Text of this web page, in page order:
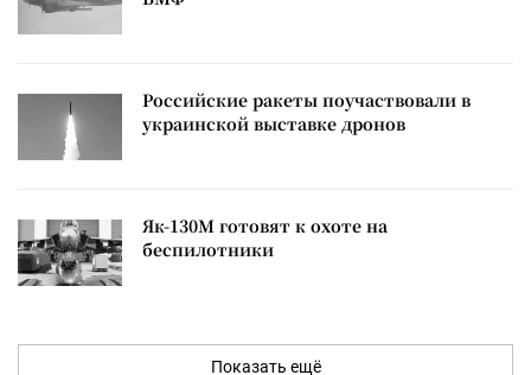
Российские ракеты поучаствовали в
украинской выставке дронов
Як-130М готовят к охоте на
беспилотники
Показать ещё